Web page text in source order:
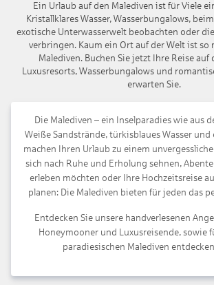
Ein Urlaub auf den Malediven ist für Viele
Kristallklares Wasser, Wasserbungalows,
exotische Unterwasserwelt beobachten oder
verbringen. Kaum ein Ort auf der Welt ist so
Malediven. Buchen Sie jetzt Ihre Reise auf
Luxusresorts, Wasserbungalows und
erwarten Sie.
Die Malediven – ein Inselparadies wie aus
Weiße Sandstrände, türkisblaues Wasser und
machen Ihren Urlaub zu einem
sich nach Ruhe und Erholung sehnen,
erleben möchten oder Ihre Hochzeitsreise
planen: Die Malediven bieten für jeden das
Entdecken Sie unsere handverlesenen
Honeymooner und Luxusreisende, sowie
paradiesischen Malediven